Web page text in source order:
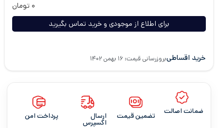
۰ تومان
برای اطلاع از موجودی و خرید تماس بگیرید
خرید اقساطیبروزرسانی قیمت: ۱۶ بهمن ۱۴۰۲
ضمانت اصالت تضمین قیمت ارسال
اکسپرس
پرداخت امن